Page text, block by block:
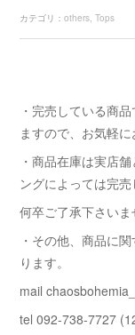
カテゴリ ：others Tops
・完売している商
ますので、お気軽に
・商品在庫は実店
ングによっては完売
何卒ご了承下さいま
・その他、商品に
ります。
mail
tel 092-738-7727